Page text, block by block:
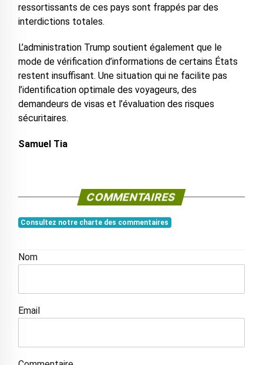
ressortissants de ces pays sont frappés par des
interdictions totales.
L’administration Trump soutient également que le
mode de vérification d’informations de certains États
restent insuffisant. Une situation qui ne facilite pas
l’identification optimale des voyageurs, des
demandeurs de visas et l’évaluation des risques
sécuritaires.
Samuel Tia
COMMENTAIRES
Consultez notre charte des commentaires
Nom
Email